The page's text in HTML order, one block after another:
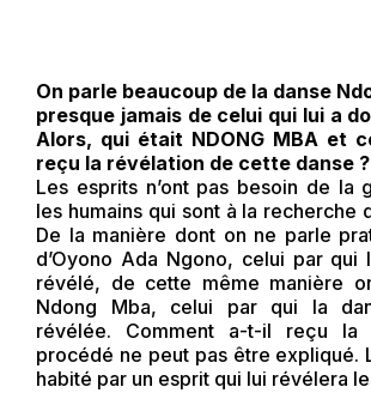
On parle beaucoup de la danse
presque jamais de celui qui lui a
Alors, qui était NDONG MBA et
reçu la révélation de cette danse ?
Les esprits n’ont pas besoin de la
les humains qui sont à la recherche
De la manière dont on ne parle
d’Oyono Ada Ngono, celui par
révélé, de cette même manière
Ndong Mba, celui par qui la
révélée. Comment a-t-il reçu la
procédé ne peut pas être expliqué.
habité par un esprit qui lui révélera